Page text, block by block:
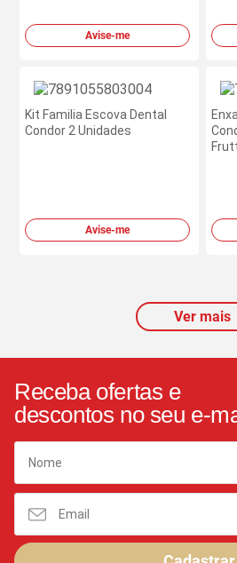
Avise-me
Kit Familia Escova Dental
Condor 2 Unidades
Avise-me
Ver mais
Receba ofertas e
descontos no seu e-